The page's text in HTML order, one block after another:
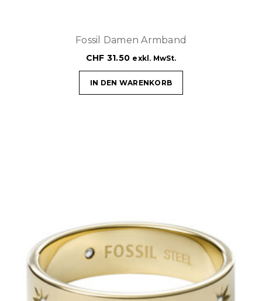
Fossil Damen Armband
CHF 31.50 exkl. MwSt.
IN DEN WARENKORB